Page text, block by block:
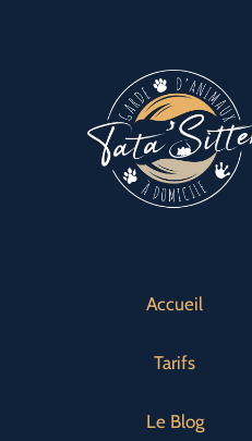
Accueil
Tarifs
Le Blog